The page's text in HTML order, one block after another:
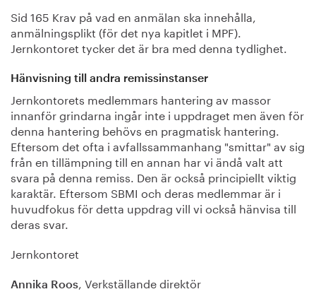
Sid 165 Krav på vad en anmälan ska innehålla,
anmälningsplikt (för det nya kapitlet i MPF).
Jernkontoret tycker det är bra med denna tydlighet.
Hänvisning till andra remissinstanser
Jernkontorets medlemmars hantering av massor
innanför grindarna ingår inte i uppdraget men även för
denna hantering behövs en pragmatisk hantering.
Eftersom det ofta i avfallssammanhang "smittar" av sig
från en tillämpning till en annan har vi ändå valt att
svara på denna remiss. Den är också principiellt viktig
karaktär. Eftersom SBMI och deras medlemmar är i
huvudfokus för detta uppdrag vill vi också hänvisa till
deras svar.
Jernkontoret
Annika Roos, Verkställande direktör